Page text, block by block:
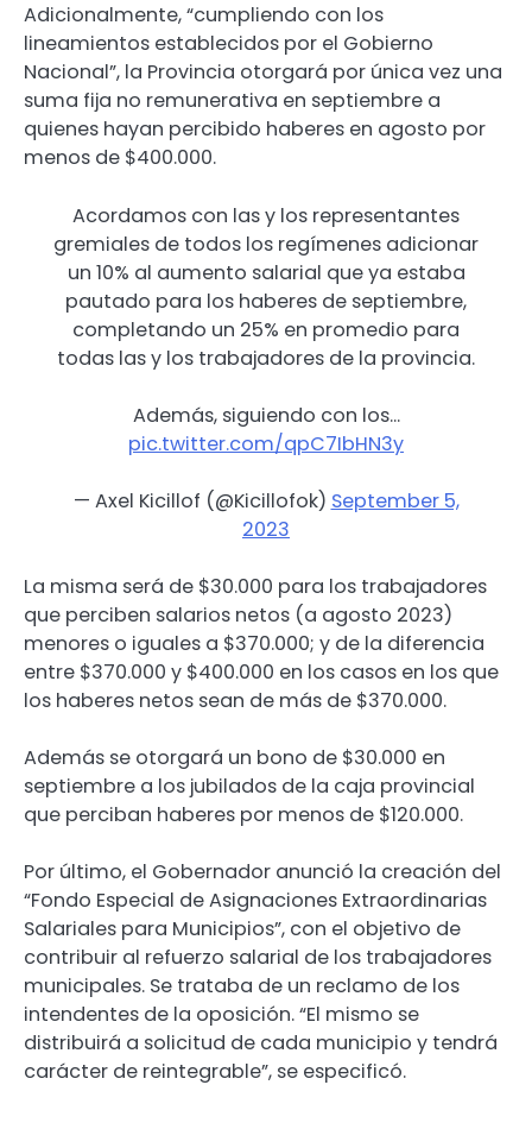
Adicionalmente, “cumpliendo con los
lineamientos establecidos por el Gobierno
Nacional”, la Provincia otorgará por única vez una
suma fija no remunerativa en septiembre a
quienes hayan percibido haberes en agosto por
menos de $400.000.
Acordamos con las y los representantes
gremiales de todos los regímenes adicionar
un 10% al aumento salarial que ya estaba
pautado para los haberes de septiembre,
completando un 25% en promedio para
todas las y los trabajadores de la provincia.
Además, siguiendo con los…
pic.twitter.com/qpC7IbHN3y
— Axel Kicillof (@Kicillofok) September 5,
2023
La misma será de $30.000 para los trabajadores
que perciben salarios netos (a agosto 2023)
menores o iguales a $370.000; y de la diferencia
entre $370.000 y $400.000 en los casos en los que
los haberes netos sean de más de $370.000.
Además se otorgará un bono de $30.000 en
septiembre a los jubilados de la caja provincial
que perciban haberes por menos de $120.000.
Por último, el Gobernador anunció la creación del
“Fondo Especial de Asignaciones Extraordinarias
Salariales para Municipios”, con el objetivo de
contribuir al refuerzo salarial de los trabajadores
municipales. Se trataba de un reclamo de los
intendentes de la oposición. “El mismo se
distribuirá a solicitud de cada municipio y tendrá
carácter de reintegrable”, se especificó.